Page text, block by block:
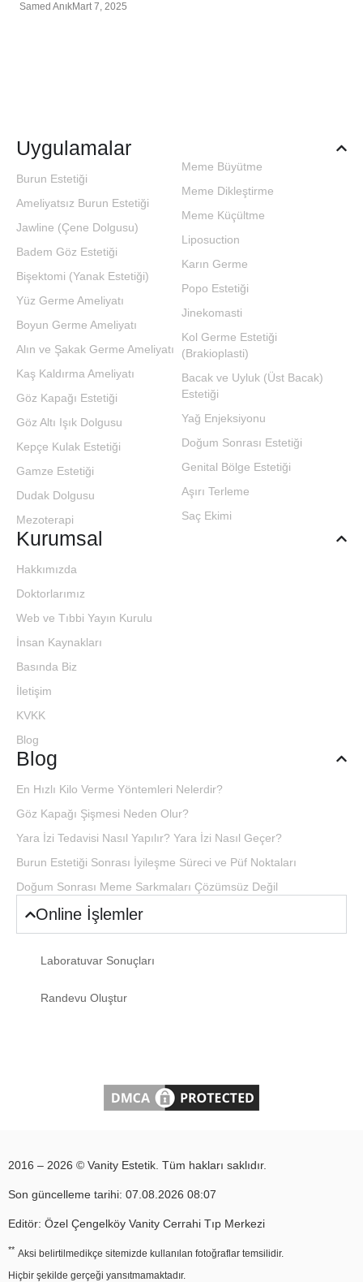
Samed AnıkMart 7, 2025
Uygulamalar
Burun Estetiği
Ameliyatsız Burun Estetiği
Jawline (Çene Dolgusu)
Badem Göz Estetiği
Bişektomi (Yanak Estetiği)
Yüz Germe Ameliyatı
Boyun Germe Ameliyatı
Alın ve Şakak Germe Ameliyatı
Kaş Kaldırma Ameliyatı
Göz Kapağı Estetiği
Göz Altı Işık Dolgusu
Kepçe Kulak Estetiği
Gamze Estetiği
Dudak Dolgusu
Mezoterapi
Meme Büyütme
Meme Dikleştirme
Meme Küçültme
Liposuction
Karın Germe
Popo Estetiği
Jinekomasti
Kol Germe Estetiği
(Brakioplasti)
Bacak ve Uyluk (Üst Bacak)
Estetiği
Yağ Enjeksiyonu
Doğum Sonrası Estetiği
Genital Bölge Estetiği
Aşırı Terleme
Saç Ekimi
Kurumsal
Hakkımızda
Doktorlarımız
Web ve Tıbbi Yayın Kurulu
İnsan Kaynakları
Basında Biz
İletişim
KVKK
Blog
Blog
En Hızlı Kilo Verme Yöntemleri Nelerdir?
Göz Kapağı Şişmesi Neden Olur?
Yara İzi Tedavisi Nasıl Yapılır? Yara İzi Nasıl Geçer?
Burun Estetiği Sonrası İyileşme Süreci ve Püf Noktaları
Doğum Sonrası Meme Sarkmaları Çözümsüz Değil
Online İşlemler
Laboratuvar Sonuçları
Randevu Oluştur
2016 – 2026 © Vanity Estetik. Tüm hakları saklıdır.
Son güncelleme tarihi: 07.08.2026 08:07
Editör: Özel Çengelköy Vanity Cerrahi Tıp Merkezi
** Aksi belirtilmedikçe sitemizde kullanılan fotoğraflar temsilidir.
Hiçbir şekilde gerçeği yansıtmamaktadır.